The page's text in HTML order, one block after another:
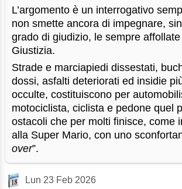
L’argomento è un interrogativo
non smette ancora di impegnare,
grado di giudizio, le sempre
Giustizia.
Strade e marciapiedi dissestati,
dossi, asfalti deteriorati ed insidie
occulte, costituiscono per
motociclista, ciclista e pedone quel
ostacoli che per molti finisce, come
alla Super Mario, con uno
over”.
Lun 23 Feb 2026